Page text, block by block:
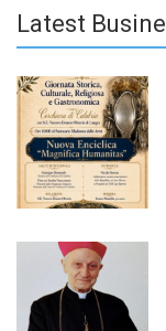
Latest